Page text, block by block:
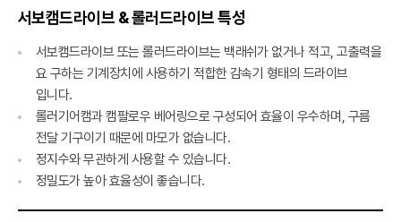
서보캠드라이브 & 롤러드라이브 특성
서보캠드라이브 또는 롤러드라이브는 백래쉬가 없거나 적고, 고출력을
요 구하는 기계장치에 사용하기 적합한 감속기 형태의 드라이브
입니다.
롤러기어캠과 캠팔로우 베어링으로 구성되어 효율이 우수하며, 구름
전달 기구이기 때문에 마모가 없습니다.
정지수와 무관하게 사용할 수 있습니다.
정밀도가 높아 효율성이 좋습니다.